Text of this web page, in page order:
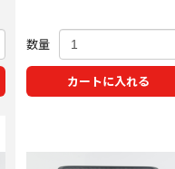
数量
カートに入れる